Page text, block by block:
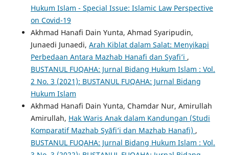
Hukum Islam - Special Issue: Islamic Law Perspective
on Covid-19
Akhmad Hanafi Dain Yunta, Ahmad Syaripudin,
Junaedi Junaedi, Arah Kiblat dalam Salat: Menyikapi
Perbedaan Antara Mazhab Hanafi dan Syafi’i ,
BUSTANUL FUQAHA: Jurnal Bidang Hukum Islam : Vol.
2 No. 3 (2021): BUSTANUL FUQAHA: Jurnal Bidang
Hukum Islam
Akhmad Hanafi Dain Yunta, Chamdar Nur, Amirullah
Amirullah, Hak Waris Anak dalam Kandungan (Studi
Komparatif Mazhab Syāfi’i dan Mazhab Hanafi) ,
BUSTANUL FUQAHA: Jurnal Bidang Hukum Islam : Vol.